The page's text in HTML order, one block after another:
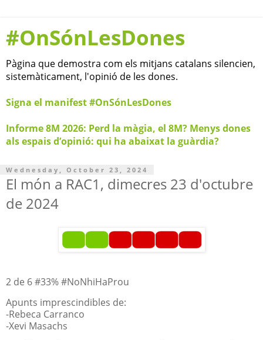
#OnSónLesDones
Pàgina que demostra com els mitjans catalans silencien,
sistemàticament, l'opinió de les dones.
Signa el manifest #OnSónLesDones
Informe 8M 2026: Perd la màgia, el 8M? Menys dones
als espais d’opinió: qui ha abaixat la guàrdia?
Wednesday, October 23, 2024
El món a RAC1, dimecres 23 d'octubre
de 2024
2 de 6 #33% #NoNhiHaProu
Apunts imprescindibles de:
-Rebeca Carranco
-Xevi Masachs